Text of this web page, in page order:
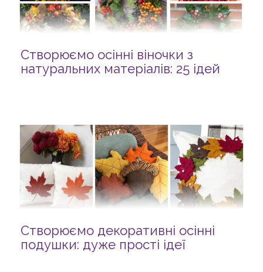
Створюємо осінні віночки з
натуральних матеріалів: 25 ідей
Створюємо декоративні осінні
подушки: дуже прості ідеї